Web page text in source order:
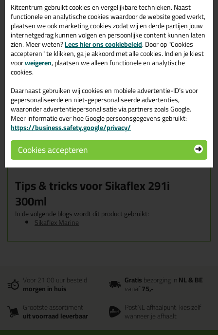
Omschrijving Specificaties Reviews (3)
Sikaflex 291i 300ml in
Staalgrijs
Sikaflex 291i 300ml in de kleur Staalgrijs is te gebruiken voor
verschillende toepassingen. Een duurzame en veelzijdige kit
welke makkelijk te verwerken is. Perfect als je een bijpassende
kleur zoekt met gegarandeerd een topresultaat. Bestel de Sikaflex
291i 300ml in kleur Staalgrijs vandaag nog! Op voorraad en op
werkdagen besteld = morgen in huis.
Wil je meer weten over de toepassing en kenmerken van dit
product?Lees alles over dit product >
Tips & tricks voor Sikaflex 291i
300ml
In de volgende blogs wordt dit product gebruikt:
Sikaflex Marine
Voor 21:00 uur besteld
morgen in huis
Gratisbezorging inNL & BE
vanaf75,-
Grootste assortiment
uit voorraad leverbaar
PostNL afhaalpunt: kies zelf
wanneer je afhaalt
Kitcentrum gebruikt cookies en vergelijkbare technieken. Naast
functionele en analytische cookies waardoor de website goed werkt,
plaatsen we ook marketing cookies zodat wij en derde partijen jouw
internetgedrag kunnen volgen en persoonlijke content kunnen laten
zien. Meer weten?Lees hier ons cookiebeleid. Door op "Cookies
accepteren" te klikken, ga je akkoord met alle cookies. Indien je kiest
voorweigeren, plaatsen we alleen functionele en analytische
cookies.
Daarnaast gebruiken wij cookies en mobiele advertentie-ID’s voor
gepersonaliseerde en niet-gepersonaliseerde advertenties,
waaronder advertentiepersonalisatie via partners zoals Google.
Meer informatie over hoe Google persoonsgegevens gebruikt:
https://business.safety.google/privacy/
Cookies accepteren